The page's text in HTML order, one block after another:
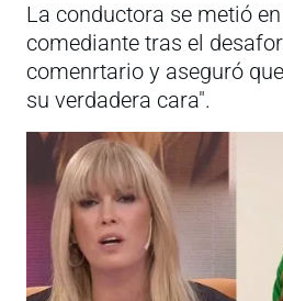
La conductora se metió
comediante tras el
comenrtario y aseguró
su verdadera cara".